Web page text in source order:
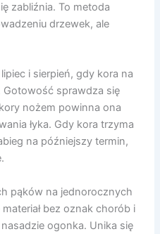
zabliźnia. To metoda
drzewek, ale
i sierpień, gdy kora na
Gotowość sprawdza się
nożem powinna ona
łyka. Gdy kora trzyma
na późniejszy termin,
pąków na jednorocznych
bez oznak chorób i
ogonka. Unika się